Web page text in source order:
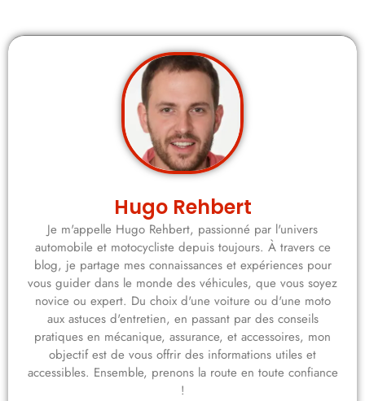
Hugo Rehbert
Je m'appelle Hugo Rehbert, passionné par l'univers
automobile et motocycliste depuis toujours. À travers ce
blog, je partage mes connaissances et expériences pour
vous guider dans le monde des véhicules, que vous soyez
novice ou expert. Du choix d'une voiture ou d'une moto
aux astuces d'entretien, en passant par des conseils
pratiques en mécanique, assurance, et accessoires, mon
objectif est de vous offrir des informations utiles et
accessibles. Ensemble, prenons la route en toute confiance
!